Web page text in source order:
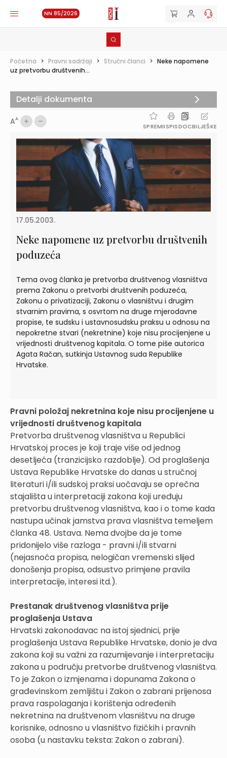
NN 85/2026
Početna > Pravni sadržaji > Stručni članci > Neke napomene
uz pretvorbu društvenih...
AA
SPREMIISPISDOCBILJEŠKE
17.05.2003.
Neke napomene uz pretvorbu društvenih
poduzeća
Tema ovog članka je pretvorba društvenog vlasništva
prema Zakonu o pretvorbi društvenih poduzeća,
Zakonu o privatizaciji, Zakonu o vlasništvu i drugim
stvarnim pravima, s osvrtom na druge mjerodavne
propise, te sudsku i ustavnosudsku praksu u odnosu na
nepokretne stvari (nekretnine) koje nisu procijenjene u
vrijednosti društvenog kapitala. O tome piše autorica
Agata Račan, sutkinja Ustavnog suda Republike
Hrvatske.
Pravni položaj nekretnina koje nisu procijenjene u
vrijednosti društvenog kapitala
Pretvorba društvenog vlasništva u Republici
Hrvatskoj proces je koji traje više od jednog
desetljeća (tranzicijsko razdoblje). Od proglašenja
Ustava Republike Hrvatske do danas u stručnoj
literaturi i/ili sudskoj praksi uočavaju se oprečna
stajališta u interpretaciji zakona koji uređuju
pretvorbu društvenog vlasništva, kao i o tome kada
nastupa učinak jamstva prava vlasništva temeljem
članka 48. Ustava. Nema dvojbe da je tome
pridonijelo više razloga - pravni i/ili stvarni
(nejasnoća propisa, nelogičan vremenski slijed
donošenja propisa, odsustvo primjene pravila
interpretacije, interesi itd.).
Prestanak društvenog vlasništva prije
proglašenja Ustava
Hrvatski zakonodavac na istoj sjednici, prije
proglašenja Ustava Republike Hrvatske, donio je dva
zakona koji su važni za razumijevanje i interpretaciju
zakona u području pretvorbe društvenog vlasništva.
To je Zakon o izmjenama i dopunama Zakona o
građevinskom zemljištu i Zakon o zabrani prijenosa
prava raspolaganja i korištenja određenih
nekretnina na društvenom vlasništvu na druge
korisnike, odnosno u vlasništvo fizičkih i pravnih
osoba (u nastavku teksta: Zakon o zabrani).
Detalji dokumenta